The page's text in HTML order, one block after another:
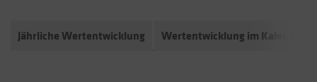
Jährliche Wertentwicklung Wertentwicklung im